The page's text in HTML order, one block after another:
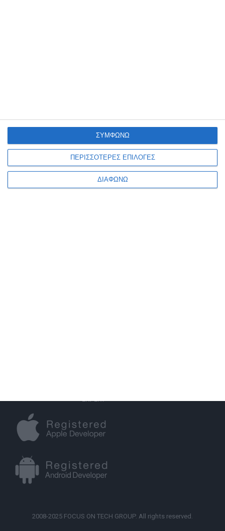
ΠΕΡΙΣΣΟΤΕΡΕΣ ΕΠΙΛΟΓΕΣ
ΔΙΑΦΩΝΩ
ΣΥΜΦΩΝΩ
ΚΑΤΑΣΚΕΥΗ ΙΣΤΟΣΕΛΙΔΑΣ
ΑΝΑΚΑΤΑΣΚΕΥΗ ΙΣΤΟΣΕΛΙΔΑΣ
MOBILE APPLICATION
GOOGLE MY BUSINESS
GOOGLE ADS
SOCIAL MEDIA MARKETING
2008-2025 FOCUS ON TECH GROUP. All rights reserved.